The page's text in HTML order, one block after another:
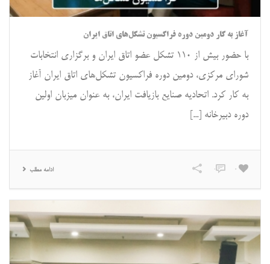
آغاز به کار دومین دوره فراکسیون تشکل‌های اتاق ایران
با حضور بیش از ۱۱۰ تشکل عضو اتاق ایران و برگزاری انتخابات
شورای مرکزی، دومین دوره فراکسیون تشکل‌های اتاق ایران آغاز
به کار کرد. اتحادیه صنایع بازیافت ایران، به عنوان میزبان اولین
دوره دبیرخانه [...]
ادامه مطلب 0
0